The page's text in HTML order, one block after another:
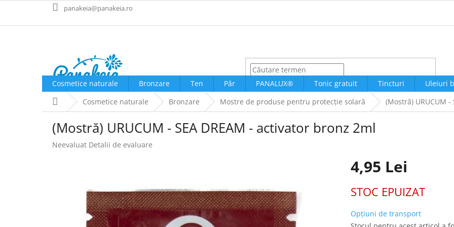
conținut
panakeia@panakeia.ro
Cosmetice naturale Bronzare Ten Păr PANALUX® Tonic gratuit Tincturi Uleiuri
Acasă Cosmetice naturale Bronzare Mostre de produse pentru protecție solară (Mostră) URUCUM
(Mostră) URUCUM - SEA DREAM - activator bronz 2ml
Evaluarea
Neevaluat Detalii de evaluare
4,95 Lei
preţ:
STOC EPUIZAT
Opțiuni de transport